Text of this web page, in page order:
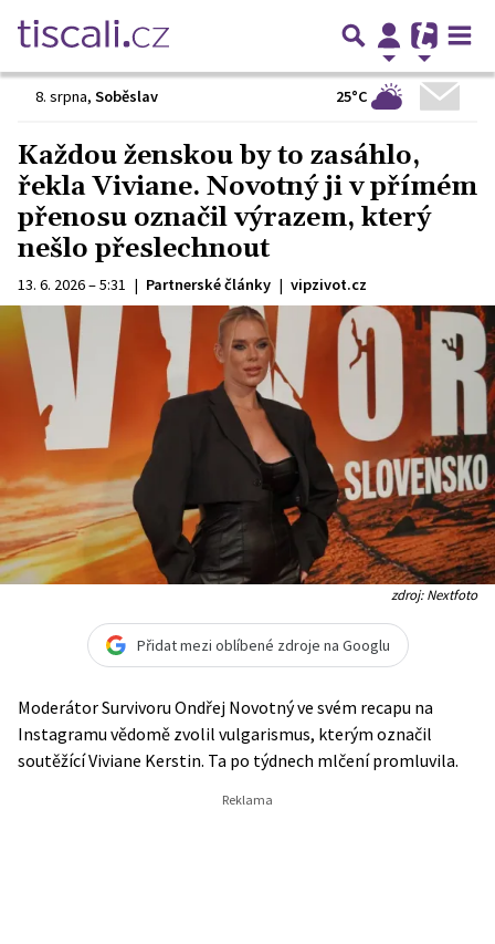
8. srpna, Soběslav 25°C
Každou ženskou by to zasáhlo,
řekla Viviane. Novotný ji v přímém
přenosu označil výrazem, který
nešlo přeslechnout
13. 6. 2026 – 5:31 | Partnerské články | vipzivot.cz
zdroj: Nextfoto
Přidat mezi oblíbené zdroje na Googlu
Moderátor Survivoru Ondřej Novotný ve svém recapu na
Instagramu vědomě zvolil vulgarismus, kterým označil
soutěžící Viviane Kerstin. Ta po týdnech mlčení promluvila.